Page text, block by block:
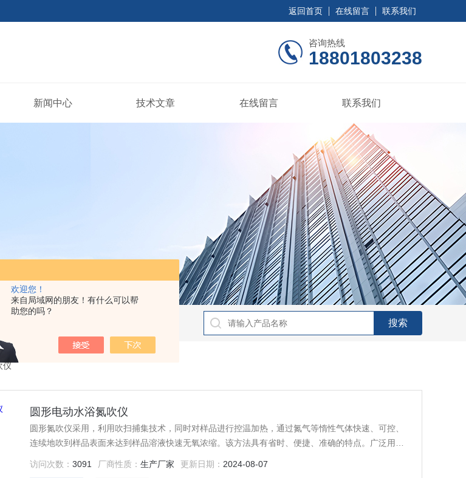
欢迎您！
来自局域网的朋友！有什么可以帮
助您的吗？
返回首页 在线留言 联系我们
咨询热线
18801803238
新闻中心 技术文章 在线留言 联系我们
备柱，分子筛空柱，装柱机
仪
圆形电动水浴氮吹仪
圆形氮吹仪采用，利用吹扫捕集技术，同时对样品进行控温加热，通过氮气等惰性气体快速、可控、
连续地吹到样品表面来达到样品溶液快速无氧浓缩。该方法具有省时、便捷、准确的特点。广泛用于
访问次数：3091 厂商性质：生产厂家 更新日期： 2024-08-07